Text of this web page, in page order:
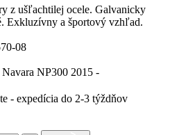
z ušľachtilej ocele. Galvanicky
Exkluzívny a športový vzhľad.
08
Navara NP300 2015 -
- expedícia do 2-3 týždňov